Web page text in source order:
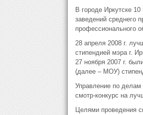
В городе Иркутске
заведений среднего
профессионального
28 апреля 2008 г.
стипендией мэра г.
27 ноября 2007 г.
(далее – МОУ)
Управление по делам
смотр-конкурс на
Целями проведения